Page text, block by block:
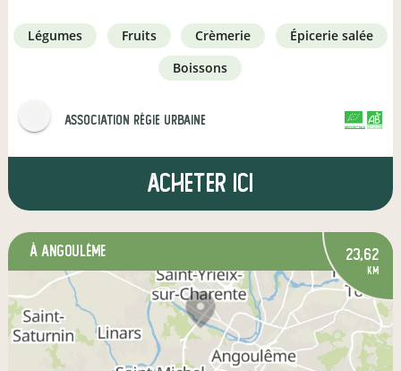
légumes fruits crèmerie
épicerie salée
boissons
Association Régie Urbaine
Acheter ici
à Angoulême 23,62
km